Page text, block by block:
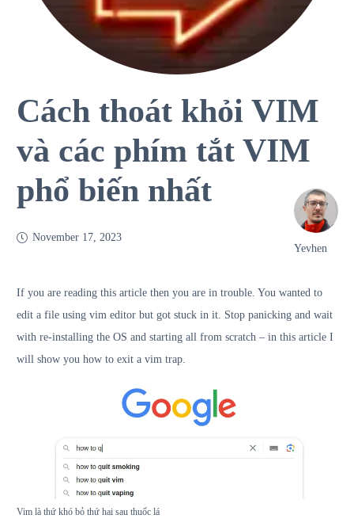
Cách thoát khỏi VIM
và các phím tắt VIM
phổ biến nhất
November 17, 2023
Yevhen
If you are reading this article then you are in trouble. You wanted to
edit a file using vim editor but got stuck in it. Stop panicking and wait
with re-installing the OS and starting all from scratch – in this article I
will show you how to exit a vim trap.
Vim là thứ khó bỏ thứ hai sau thuốc lá